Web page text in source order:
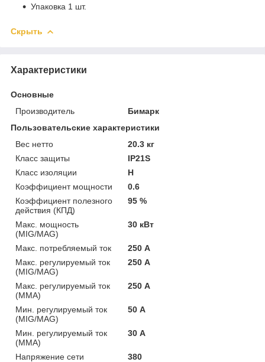
Упаковка 1 шт.
Скрыть
Характеристики
Основные
Производитель
Бимарк
Пользовательские характеристики
Вес нетто
20.3 кг
Класс защиты
IP21S
Класс изоляции
H
Коэффициент мощности
0.6
Коэффициент полезного
действия (КПД)
95 %
Макс. мощность
(MIG/MAG)
30 кВт
Макс. потребляемый ток
250 А
Макс. регулируемый ток
(MIG/MAG)
250 А
Макс. регулируемый ток
(MMA)
250 А
Мин. регулируемый ток
(MIG/MAG)
50 А
Мин. регулируемый ток
(MMA)
30 А
Напряжение сети
380